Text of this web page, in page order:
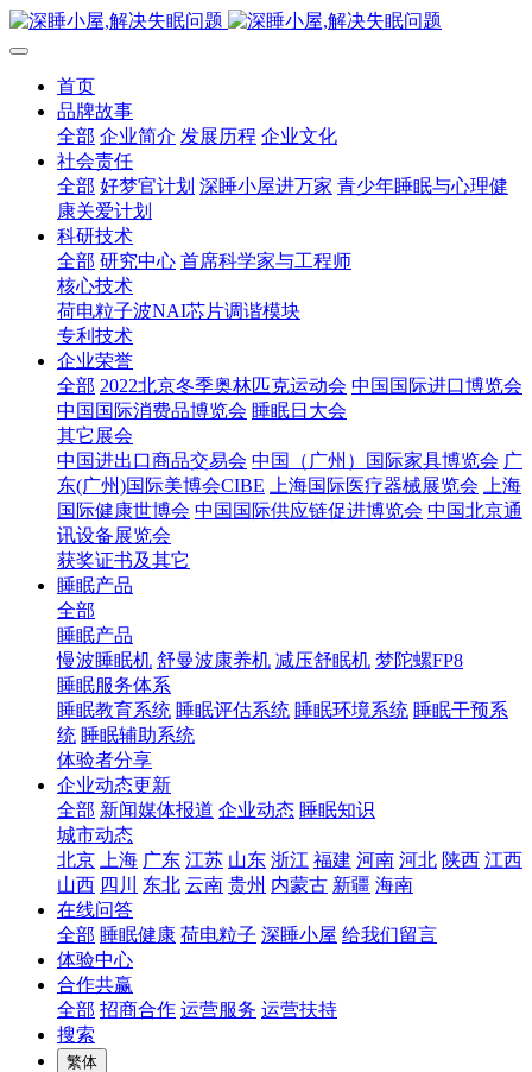
首页
品牌故事
全部 企业简介 发展历程 企业文化
社会责任
全部 好梦官计划 深睡小屋进万家 青少年睡眠与心理健
康关爱计划
科研技术
全部 研究中心 首席科学家与工程师
核心技术
荷电粒子波NAI芯片调谐模块
专利技术
企业荣誉
全部 2022北京冬季奥林匹克运动会 中国国际进口博览会
中国国际消费品博览会 睡眠日大会
其它展会
中国进出口商品交易会 中国（广州）国际家具博览会 广
东(广州)国际美博会CIBE
上海国际医疗器械展览会
上海
国际健康世博会 中国国际供应链促进博览会 中国北京通
讯设备展览会
获奖证书及其它
睡眠产品
全部
睡眠产品
慢波睡眠机 舒曼波康养机 减压舒眠机 梦陀螺FP8
睡眠服务体系
睡眠教育系统 睡眠评估系统 睡眠环境系统 睡眠干预系
统 睡眠辅助系统
体验者分享
企业动态更新
全部 新闻媒体报道 企业动态 睡眠知识
城市动态
北京
上海 广东 江苏 山东 浙江 福建 河南 河北 陕西 江西
山西 四川 东北 云南 贵州 内蒙古 新疆 海南
在线问答
全部 睡眠健康 荷电粒子 深睡小屋 给我们留言
体验中心
合作共赢
全部 招商合作 运营服务 运营扶持
搜索
繁体